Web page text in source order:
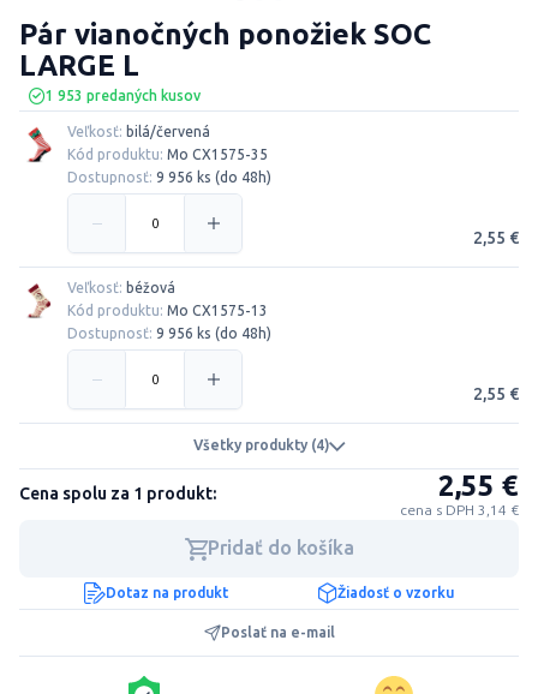
1 953 predaných kusov
Pár vianočných ponožiek SOC
LARGE L
Veľkosť: bilá/červená
Kód produktu: Mo CX1575-35
Dostupnosť: 9 956 ks (do 48h)
2,55 €
Veľkosť: béžová
Kód produktu: Mo CX1575-13
Dostupnosť: 9 956 ks (do 48h)
2,55 €
Všetky produkty (4)
Cena spolu za 1 produkt: 2,55 €
cena s DPH 3,14 €
Pridať do košíka
Dotaz na produkt Žiadosť o vzorku
Poslať na e-mail